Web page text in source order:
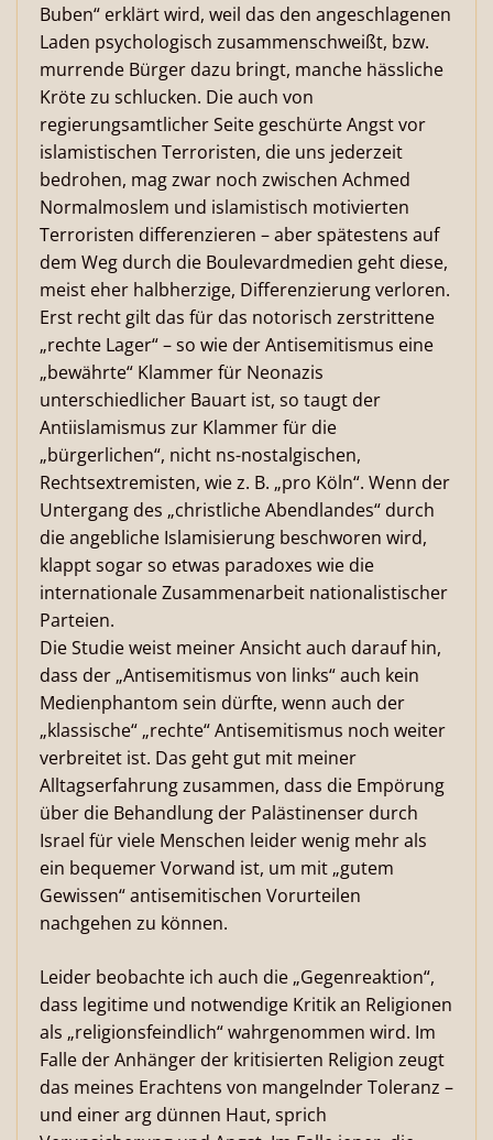
Buben“ erklärt wird, weil das den angeschlagenen
Laden psychologisch zusammenschweißt, bzw.
murrende Bürger dazu bringt, manche hässliche
Kröte zu schlucken. Die auch von
regierungsamtlicher Seite geschürte Angst vor
islamistischen Terroristen, die uns jederzeit
bedrohen, mag zwar noch zwischen Achmed
Normalmoslem und islamistisch motivierten
Terroristen differenzieren – aber spätestens auf
dem Weg durch die Boulevardmedien geht diese,
meist eher halbherzige, Differenzierung verloren.
Erst recht gilt das für das notorisch zerstrittene
„rechte Lager“ – so wie der Antisemitismus eine
„bewährte“ Klammer für Neonazis
unterschiedlicher Bauart ist, so taugt der
Antiislamismus zur Klammer für die
„bürgerlichen“, nicht ns-nostalgischen,
Rechtsextremisten, wie z. B. „pro Köln“. Wenn der
Untergang des „christliche Abendlandes“ durch
die angebliche Islamisierung beschworen wird,
klappt sogar so etwas paradoxes wie die
internationale Zusammenarbeit nationalistischer
Parteien.
Die Studie weist meiner Ansicht auch darauf hin,
dass der „Antisemitismus von links“ auch kein
Medienphantom sein dürfte, wenn auch der
„klassische“ „rechte“ Antisemitismus noch weiter
verbreitet ist. Das geht gut mit meiner
Alltagserfahrung zusammen, dass die Empörung
über die Behandlung der Palästinenser durch
Israel für viele Menschen leider wenig mehr als
ein bequemer Vorwand ist, um mit „gutem
Gewissen“ antisemitischen Vorurteilen
nachgehen zu können.
Leider beobachte ich auch die „Gegenreaktion“,
dass legitime und notwendige Kritik an Religionen
als „religionsfeindlich“ wahrgenommen wird. Im
Falle der Anhänger der kritisierten Religion zeugt
das meines Erachtens von mangelnder Toleranz –
und einer arg dünnen Haut, sprich